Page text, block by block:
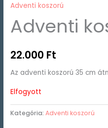
Adventi koszorú
Adventi
22.000 Ft
Az adventi koszorú 35 cm
Elfogyott
Kategória:Adventi koszorú